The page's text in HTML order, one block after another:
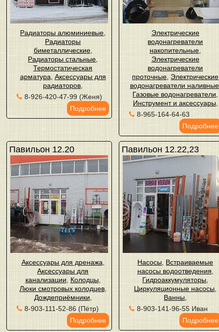
Радиаторы алюминиевые
Радиаторы
биметаллические,
Радиаторы стальные,
Термостатическая
арматура Аксессуары для
радиаторов
8-926-420-47-99 (Женя)
Подробнее
Электрические
водонагреватели
накопительные
Электрические
водонагреватели
проточные Электрические
водонагреватели наливные
Газовые водонагреватели
Инструмент и аксессуары,
8-965-164-64-63
Подробнее
Павильон 12.20
Аксессуары для дренажа
Аксессуары для
канализации
Колодцы,
Люки смотровых колодцев,
Дождеприёмники
8-903-111-52-86 (Пётр)
Подробнее
Павильон 12.22,23
Насосы Встраиваемые
насосы водоотведения
Гидроаккумуляторы
Циркуляционные насосы
Ванны
8-903-141-96-55 Иван
Подробнее